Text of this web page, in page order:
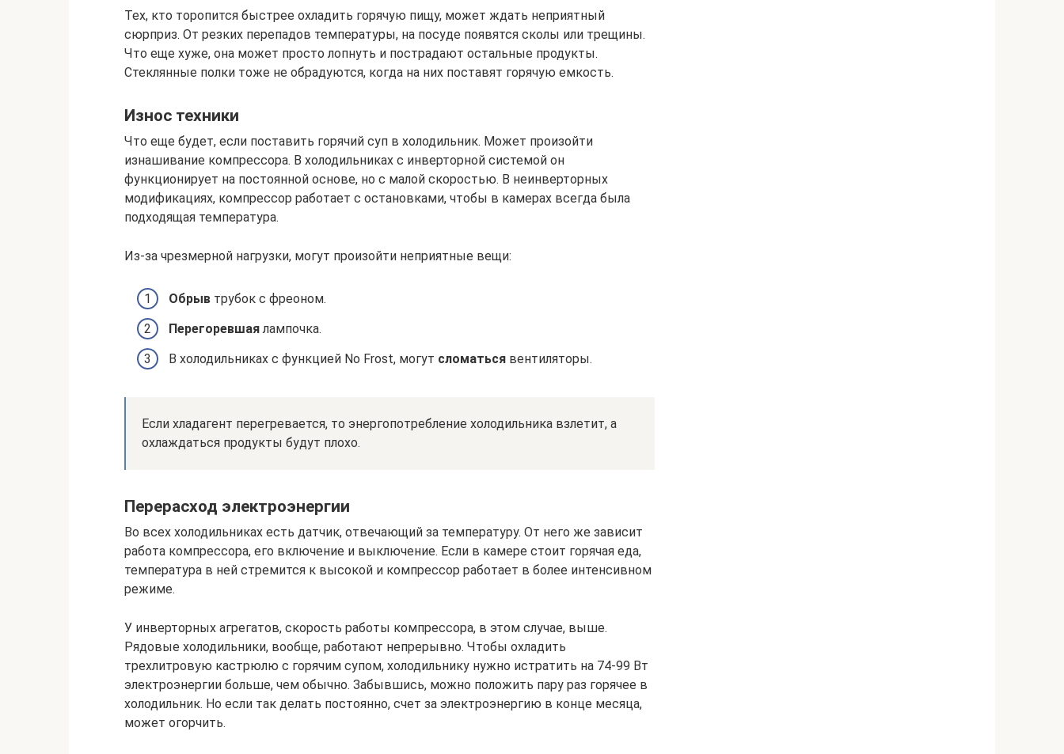
Тех, кто торопится быстрее охладить горячую пищу, может ждать неприятный
сюрприз. От резких перепадов температуры, на посуде появятся сколы или трещины.
Что еще хуже, она может просто лопнуть и пострадают остальные продукты.
Стеклянные полки тоже не обрадуются, когда на них поставят горячую емкость.
Износ техники
Что еще будет, если поставить горячий суп в холодильник. Может произойти
изнашивание компрессора. В холодильниках с инверторной системой он
функционирует на постоянной основе, но с малой скоростью. В неинверторных
модификациях, компрессор работает с остановками, чтобы в камерах всегда была
подходящая температура.
Из-за чрезмерной нагрузки, могут произойти неприятные вещи:
Обрыв трубок с фреоном.
Перегоревшая лампочка.
В холодильниках с функцией No Frost, могут сломаться вентиляторы.
Если хладагент перегревается, то энергопотребление холодильника взлетит, а
охлаждаться продукты будут плохо.
Перерасход электроэнергии
Во всех холодильниках есть датчик, отвечающий за температуру. От него же зависит
работа компрессора, его включение и выключение. Если в камере стоит горячая еда,
температура в ней стремится к высокой и компрессор работает в более интенсивном
режиме.
У инверторных агрегатов, скорость работы компрессора, в этом случае, выше.
Рядовые холодильники, вообще, работают непрерывно. Чтобы охладить
трехлитровую кастрюлю с горячим супом, холодильнику нужно истратить на 74-99 Вт
электроэнергии больше, чем обычно. Забывшись, можно положить пару раз горячее в
холодильник. Но если так делать постоянно, счет за электроэнергию в конце месяца,
может огорчить.